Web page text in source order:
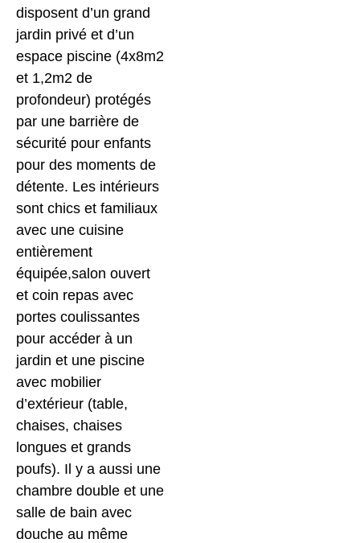
disposent d’un grand
jardin privé et d’un
espace piscine (4x8m2
et 1,2m2 de
profondeur) protégés
par une barrière de
sécurité pour enfants
pour des moments de
détente. Les intérieurs
sont chics et familiaux
avec une cuisine
entièrement
équipée,salon ouvert
et coin repas avec
portes coulissantes
pour accéder à un
jardin et une piscine
avec mobilier
d’extérieur (table,
chaises, chaises
longues et grands
poufs). Il y a aussi une
chambre double et une
salle de bain avec
douche au même